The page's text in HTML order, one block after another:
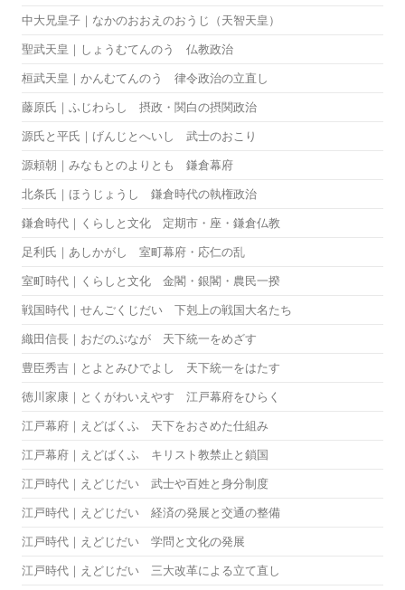
中大兄皇子｜なかのおおえのおうじ（天智天皇）
聖武天皇｜しょうむてんのう 仏教政治
桓武天皇｜かんむてんのう 律令政治の立直し
藤原氏｜ふじわらし 摂政・関白の摂関政治
源氏と平氏｜げんじとへいし 武士のおこり
源頼朝｜みなもとのよりとも 鎌倉幕府
北条氏｜ほうじょうし 鎌倉時代の執権政治
鎌倉時代｜くらしと文化 定期市・座・鎌倉仏教
足利氏｜あしかがし 室町幕府・応仁の乱
室町時代｜くらしと文化 金閣・銀閣・農民一揆
戦国時代｜せんごくじだい 下剋上の戦国大名たち
織田信長｜おだのぶなが 天下統一をめざす
豊臣秀吉｜とよとみひでよし 天下統一をはたす
徳川家康｜とくがわいえやす 江戸幕府をひらく
江戸幕府｜えどばくふ 天下をおさめた仕組み
江戸幕府｜えどばくふ キリスト教禁止と鎖国
江戸時代｜えどじだい 武士や百姓と身分制度
江戸時代｜えどじだい 経済の発展と交通の整備
江戸時代｜えどじだい 学問と文化の発展
江戸時代｜えどじだい 三大改革による立て直し